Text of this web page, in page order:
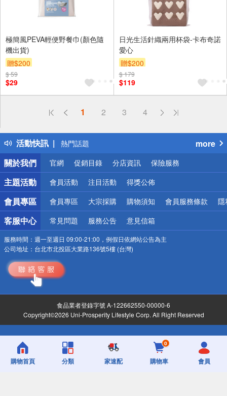
極簡風PEVA輕便野餐巾(顏色隨
機出貨)
贈$200
$ 59
$29
日光生活針織兩用杯袋-卡布奇諾
愛心
贈$200
$ 179
$119
1 2 3 4
活動快訊
偏遠地區配送
得獎公告
熱門話題
銀行優惠
偏遠地區配送
詐騙網頁！請小心！
more
關於我們
官網 促銷目錄 分店資訊 保險服務
主題活動 會員活動 注目活動 得獎公佈
會員專區 會員專區 大宗採購 購物須知 會員服務條款 隱
客服中心 常見問題 服務公告 意見信箱
服務時間： 週一至週日 09:00-21:00，例假日依網站公告為主
公司地址： 台北市北投區大業路136號5樓 (台灣)
食品業者登錄字號 A-122662550-00000-6
Copyright©2026 Uni-Prosperity Lifestyle Corp. All Right Reserved
購物首頁 分類 家速配
0
購物車 會員